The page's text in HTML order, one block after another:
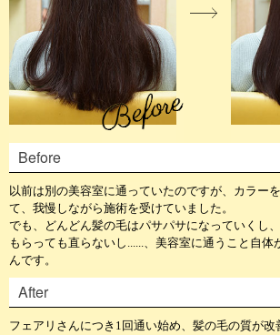
Before
以前は別の美容室に通っていたのですが、カラー
て、我慢しながら施術を受けていました。
でも、どんどん髪の毛はパサパサになっていくし
もらっても直らないし......、美容室に通うこと自体
んです。
After
フェアリさんにつき1回通い始め、髪の毛の質が改